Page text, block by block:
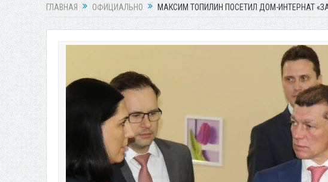
ГЛАВНАЯ ОФИЦИАЛЬНО МАКСИМ ТОПИЛИН ПОСЕТИЛ ДОМ-ИНТЕРНАТ